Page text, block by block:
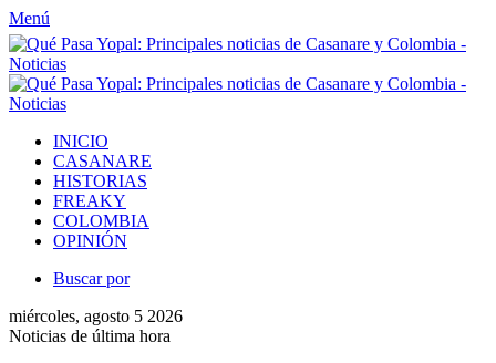
Menú
INICIO
CASANARE
HISTORIAS
FREAKY
COLOMBIA
OPINIÓN
Buscar por
miércoles, agosto 5 2026
Noticias de última hora